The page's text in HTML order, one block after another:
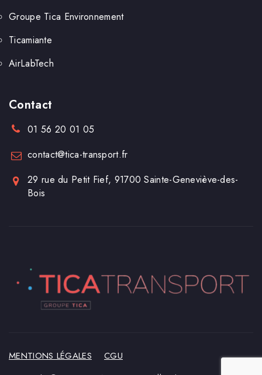
Groupe Tica Environnement
Ticamiante
AirLabTech
Contact
01 56 20 01 05
contact@tica-transport.fr
29 rue du Petit Fief, 91700 Sainte-Geneviève-des-
Bois
MENTIONS LÉGALES
CGU